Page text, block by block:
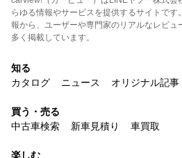
らゆる情報やサービスを提供するサイトで
報から、ユーザーや専門家のリアルなレビュ
多く掲載しています。
知る
カタログ
ニュース オリジナル記事
買う・売る
中古車検索
新車見積り 車買取
楽しむ